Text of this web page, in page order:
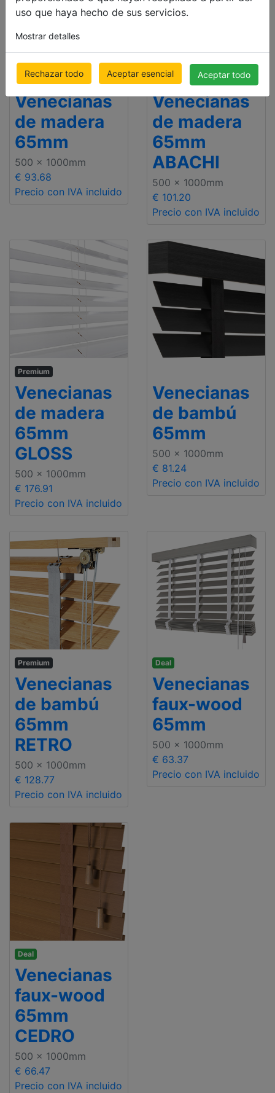
uso que haya hecho de sus servicios.
Mostrar detalles
Rechazar todo Aceptar esencial Aceptar todo
Venecianas
de madera
65mm
500 x 1000mm
€ 93.68
Precio con IVA incluido
Premium
Venecianas
de madera
65mm
ABACHI
500 x 1000mm
€ 101.20
Precio con IVA incluido
Premium
Venecianas
de madera
65mm
GLOSS
500 x 1000mm
€ 176.91
Precio con IVA incluido
Venecianas
de bambú
65mm
500 x 1000mm
€ 81.24
Precio con IVA incluido
Premium
Venecianas
de bambú
65mm
RETRO
500 x 1000mm
€ 128.77
Precio con IVA incluido
Deal
Venecianas
faux-wood
65mm
500 x 1000mm
€ 63.37
Precio con IVA incluido
Deal
Venecianas
faux-wood
65mm
CEDRO
500 x 1000mm
€ 66.47
Precio con IVA incluido